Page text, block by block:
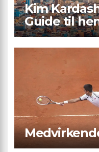
Kim
Guide til
forhold